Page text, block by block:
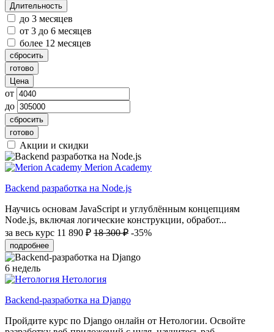
Длительность
до 3 месяцев
от 3 до 6 месяцев
более 12 месяцев
сбросить
готово
Цена
от
до
сбросить
готово
Акции и скидки
Merion Academy
Backend разработка на Node.js
Научись основам JavaScript и углублённым концепциям
Node.js, включая логические конструкции, обработ...
за весь курс 11 890 ₽ 18 300 ₽ -35%
подробнее
6 недель
Нетология
Backend-разработка на Django
Пройдите курс по Django онлайн от Нетологии. Освойте